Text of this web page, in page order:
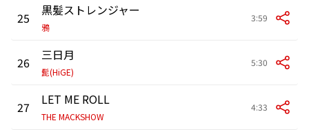
25 黒髪ストレンジャー
鴉
3:59
26 三日月
髭(HiGE)
5:30
27 LET ME ROLL
THE MACKSHOW
4:33